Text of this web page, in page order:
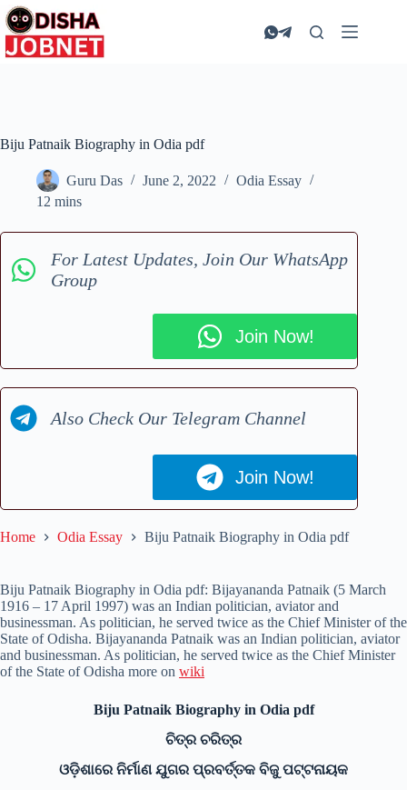
Skip
to
content
Biju Patnaik Biography in Odia pdf
Guru Das June 2, 2022
Odia Essay
12 mins
For Latest Updates, Join Our WhatsApp
Group
Join Now!
Also Check Our Telegram Channel
Join Now!
Home Odia Essay Biju Patnaik Biography in Odia pdf
Biju Patnaik Biography in Odia pdf: Bijayananda Patnaik (5 March
1916 – 17 April 1997) was an Indian politician, aviator and
businessman. As politician, he served twice as the Chief Minister of the
State of Odisha. Bijayananda Patnaik was an Indian politician, aviator
and businessman. As politician, he served twice as the Chief Minister
of the State of Odisha more on wiki
Biju Patnaik Biography in Odia pdf
ଚିତ୍ର ଚରିତ୍ର
ଓଡ଼ିଶାରେ ନିର୍ମାଣ ଯୁଗର ପ୍ରବର୍ତ୍ତକ ବିଜୁ ପଟ୍ଟନାୟକ